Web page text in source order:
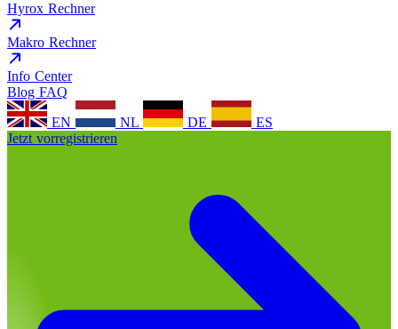
Hyrox Rechner
Makro Rechner
Info Center
Blog FAQ
EN
NL DE
ES
Jetzt vorregistrieren